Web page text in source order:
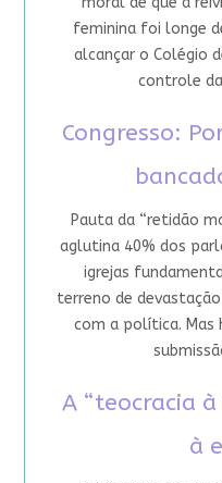
feminina foi longe
alcançar o Colégio
controle
Congresso:
Pauta da “retidão
aglutina 40% dos
igrejas
terreno de
com a política. Mas
A “teocracia
à